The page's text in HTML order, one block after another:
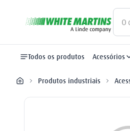
O
Todos os produtos Acessórios
Produtos industriais